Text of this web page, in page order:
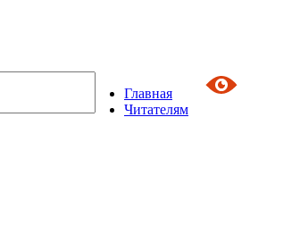
Главная
Читателям